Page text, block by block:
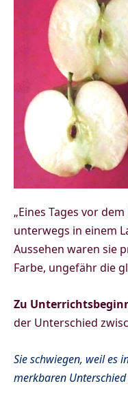
„Eines Tages vor
unterwegs in einem
Aussehen waren sie
Farbe, ungefähr die
Zu
der Unterschied zwis
Sie schwiegen, weil es
merkbaren